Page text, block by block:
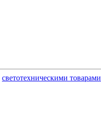
светотехническими товарами